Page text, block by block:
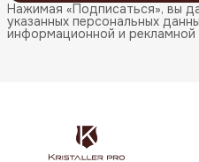
Нажимая «Подписаться», вы
указанных персональных
информационной и рекламной